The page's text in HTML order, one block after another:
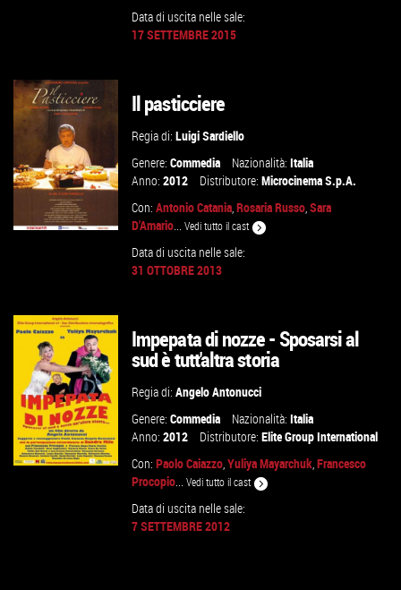
VAI ALLA SCHEDA
Data di uscita nelle sale:
17 SETTEMBRE 2015
VAI ALLA SCHEDA
Il pasticciere
Regia di:Luigi Sardiello
Genere:Commedia Nazionalità:Italia
Anno:2012 Distributore:Microcinema S.p.A.
Con:Antonio Catania,Rosaria Russo,Sara
D'Amario...Vedi tutto il cast
Data di uscita nelle sale:
31 OTTOBRE 2013
Impepata di nozze - Sposarsi al
sud è tutt'altra storia
Regia di:Angelo Antonucci
Genere:Commedia Nazionalità:Italia
Anno:2012 Distributore:Elite Group International
Con:Paolo Caiazzo,Yuliya Mayarchuk,Francesco
Procopio...Vedi tutto il cast
Data di uscita nelle sale:
7 SETTEMBRE 2012